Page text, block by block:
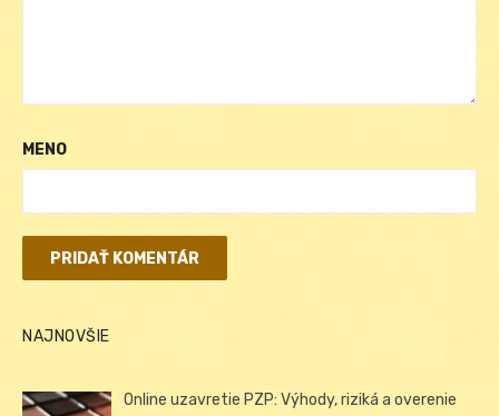
MENO
NAJNOVŠIE
Online uzavretie PZP: Výhody, riziká a overenie